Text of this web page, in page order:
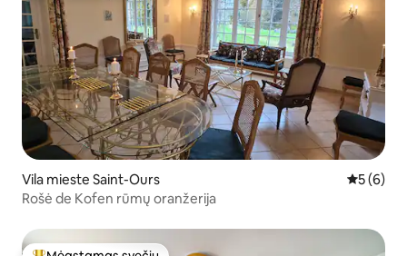
Vila mieste Saint-Ours Vidutinis
5 (6)
Rošė de Kofen rūmų oranžerija